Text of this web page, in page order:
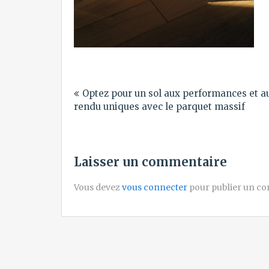
deOptez pour un sol aux performances et
rendu uniques avec le parquet massif
Laisser un commentaire
Vous devezvous connecter pour publier un